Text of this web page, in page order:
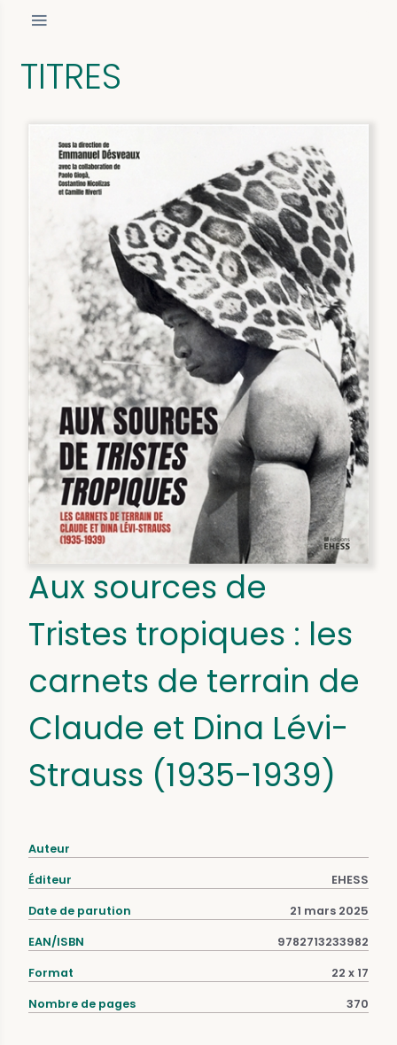
TITRES
Aux sources de
Tristes tropiques : les
carnets de terrain de
Claude et Dina Lévi-
Strauss (1935-1939)
Auteur
Éditeur EHESS
Date de parution 21 mars 2025
EAN/ISBN 9782713233982
Format 22 x 17
Nombre de pages 370